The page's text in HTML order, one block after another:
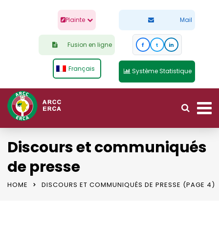
Mail
Plainte
Fusion en ligne
Français
f t in
Système Statistique
Discours et communiqués
de presse
HOME DISCOURS ET COMMUNIQUÉS DE PRESSE (PAGE 4)